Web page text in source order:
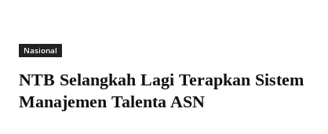
Nasional
NTB Selangkah Lagi Terapkan Sistem
Manajemen Talenta ASN